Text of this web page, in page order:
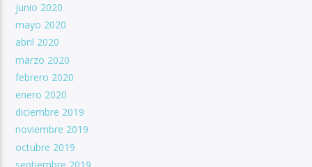
junio 2020
mayo 2020
abril 2020
marzo 2020
febrero 2020
enero 2020
diciembre 2019
noviembre 2019
octubre 2019